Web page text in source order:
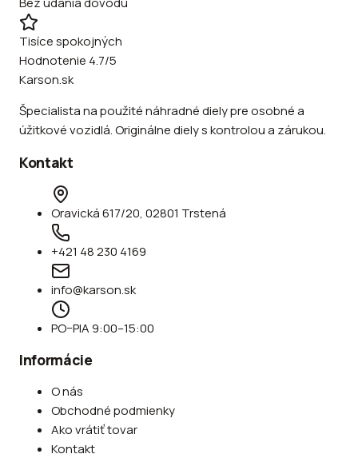
Tisíce spokojných
Hodnotenie 4.7/5
Karson.sk
Špecialista na použité náhradné diely pre osobné a
úžitkové vozidlá. Originálne diely s kontrolou a zárukou.
Kontakt
Oravická 617/20, 02801 Trstená
+421 48 230 4169
info@karson.sk
PO–PIA 9:00–15:00
Informácie
O nás
Obchodné podmienky
Ako vrátiť tovar
Kontakt